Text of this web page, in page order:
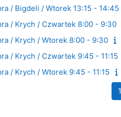
/ Bigdeli / Wtorek 13:15 - 14:45
/ Krych / Czwartek 8:00 - 9:30
/ Krych / Wtorek 8:00 - 9:30
/ Krych / Czwartek 9:45 - 11:15
/ Krych / Wtorek 9:45 - 11:15
1